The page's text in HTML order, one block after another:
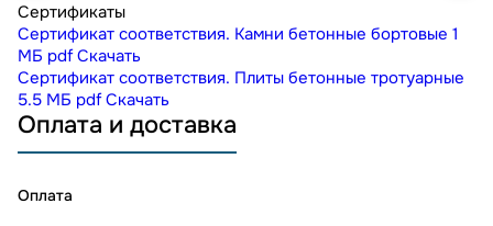
Сертификаты
Сертификат соответствия. Камни бетонные бортовые 1
МБ pdf Скачать
Сертификат соответствия. Плиты бетонные тротуарные
5.5 МБ pdf Скачать
Оплата и доставка
Оплата